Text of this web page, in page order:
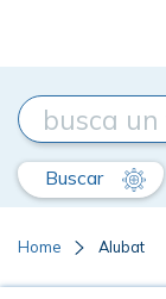
Buscar
Home Alubat